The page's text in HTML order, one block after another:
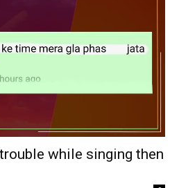
while singing then